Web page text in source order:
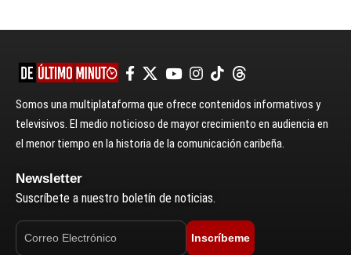
Somos una multiplataforma que ofrece contenidos informativos y
televisivos. El medio noticioso de mayor crecimiento en audiencia en
el menor tiempo en la historia de la comunicación caribeña.
Newsletter
Suscríbete a nuestro boletín de noticias.
Inscríbeme